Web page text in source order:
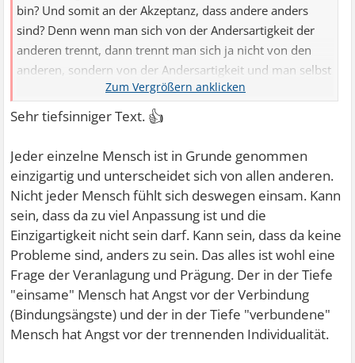
bin? Und somit an der Akzeptanz, dass andere anders
sind? Denn wenn man sich von der Andersartigkeit der
anderen trennt, dann trennt man sich ja nicht von den
anderen, sondern von der Andersartigkeit und man selbst
ist ja anders, weil sonst gäbe es ja keine Andersartigkeit.
Also trennt man sich sozusagen von sich selbst.
Sehr tiefsinniger Text. 👍
Jeder einzelne Mensch ist in Grunde genommen
einzigartig und unterscheidet sich von allen anderen.
Nicht jeder Mensch fühlt sich deswegen einsam. Kann
sein, dass da zu viel Anpassung ist und die
Einzigartigkeit nicht sein darf. Kann sein, dass da keine
Probleme sind, anders zu sein. Das alles ist wohl eine
Frage der Veranlagung und Prägung. Der in der Tiefe
"einsame" Mensch hat Angst vor der Verbindung
(Bindungsängste) und der in der Tiefe "verbundene"
Mensch hat Angst vor der trennenden Individualität.